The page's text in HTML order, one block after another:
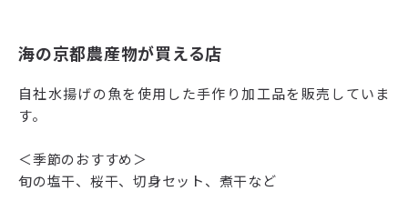
海の京都農産物が買える店
自社水揚げの魚を使用した手作り加工品を販売していま
す。
＜季節のおすすめ＞
旬の塩干、桜干、切身セット、煮干など